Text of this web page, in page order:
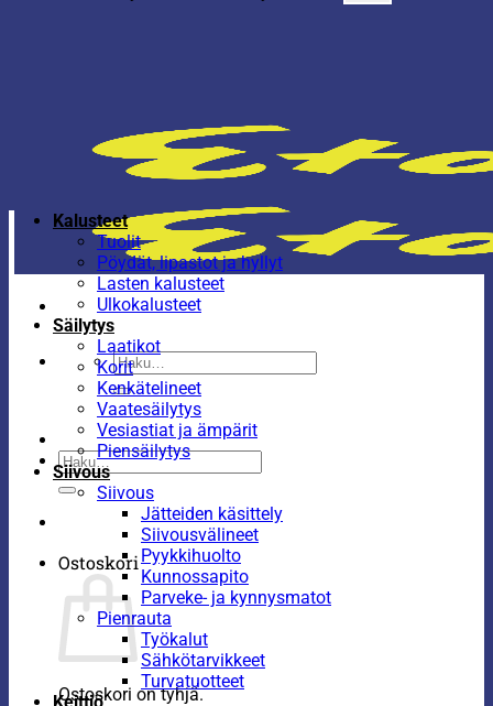
Etsi:
Etsi:
Ostoskori
Ostoskori on tyhjä.
Kalusteet
Tuolit
Pöydät, lipastot ja hyllyt
Lasten kalusteet
Ulkokalusteet
Säilytys
Laatikot
Korit
Kenkätelineet
Vaatesäilytys
Vesiastiat ja ämpärit
Piensäilytys
Siivous
Siivous
Jätteiden käsittely
Siivousvälineet
Pyykkihuolto
Kunnossapito
Parveke- ja kynnysmatot
Pienrauta
Työkalut
Sähkötarvikkeet
Turvatuotteet